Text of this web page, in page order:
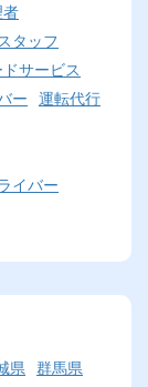
タッフ
ドサービス
ー 運転代行
イバー
県 群馬県